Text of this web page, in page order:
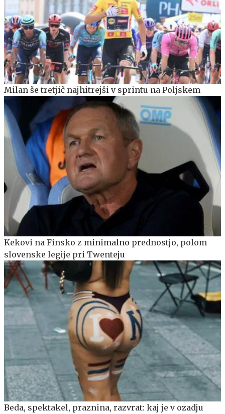
Milan še tretjič najhitrejši v sprintu na Poljskem
Kekovi na Finsko z minimalno prednostjo, polom
slovenske legije pri Twenteju
Beda, spektakel, praznina, razvrat: kaj je v ozadju